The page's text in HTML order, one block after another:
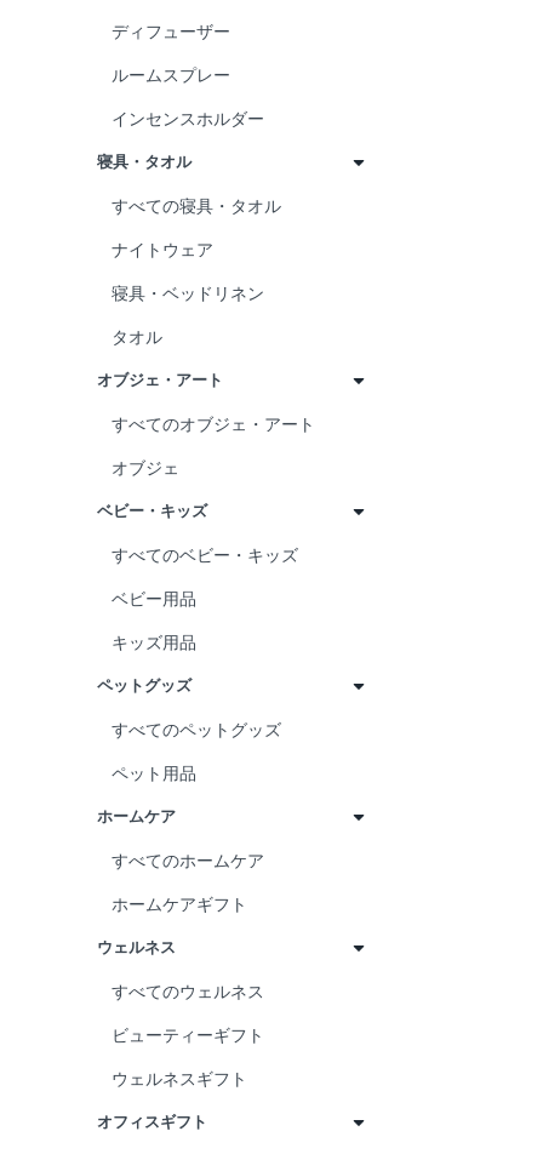
ディフューザー
ルームスプレー
インセンスホルダー
寝具・タオル
すべての寝具・タオル
ナイトウェア
寝具・ベッドリネン
タオル
オブジェ・アート
すべてのオブジェ・アート
オブジェ
ベビー・キッズ
すべてのベビー・キッズ
ベビー用品
キッズ用品
ペットグッズ
すべてのペットグッズ
ペット用品
ホームケア
すべてのホームケア
ホームケアギフト
ウェルネス
すべてのウェルネス
ビューティーギフト
ウェルネスギフト
オフィスギフト